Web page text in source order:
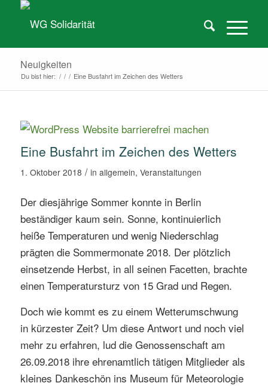
Neuigkeiten
Du bist hier: / / / Eine Busfahrt im Zeichen des Wetters
Eine Busfahrt im Zeichen des Wetters
1. Oktober 2018 / in allgemein, Veranstaltungen
Der diesjährige Sommer konnte in Berlin
beständiger kaum sein. Sonne, kontinuierlich
heiße Temperaturen und wenig Niederschlag
prägten die Sommermonate 2018. Der plötzlich
einsetzende Herbst, in all seinen Facetten, brachte
einen Temperatursturz von 15 Grad und Regen.
Doch wie kommt es zu einem Wetterumschwung
in kürzester Zeit? Um diese Antwort und noch viel
mehr zu erfahren, lud die Genossenschaft am
26.09.2018 ihre ehrenamtlich tätigen Mitglieder als
kleines Dankeschön ins Museum für Meteorologie